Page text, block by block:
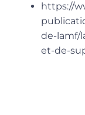
https://
de-lamf/
et-de-